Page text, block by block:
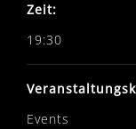
Zeit:
19:30
Events